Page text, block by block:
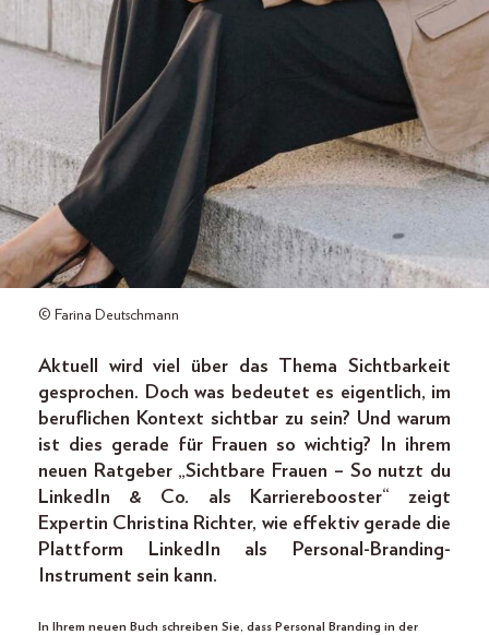
© Farina Deutschmann
Aktuell wird viel über das Thema Sichtbarkeit
gesprochen. Doch was bedeutet es eigentlich, im
beruflichen Kontext sichtbar zu sein? Und warum
ist dies gerade für Frauen so wichtig? In ihrem
neuen Ratgeber „Sichtbare Frauen – So nutzt du
LinkedIn & Co. als Karrierebooster“ zeigt
Expertin Christina Richter, wie effektiv gerade die
Plattform LinkedIn als Personal-Branding-
Instrument sein kann.
In Ihrem neuen Buch schreiben Sie, dass Personal Branding in der